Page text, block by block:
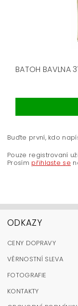
BATOH BAVLNA
Buďte první, kdo
Pouze registrovaní
Prosím přihlaste se
ODKAZY
CENY DOPRAVY
VĚRNOSTNÍ SLEVA
FOTOGRAFIE
KONTAKTY